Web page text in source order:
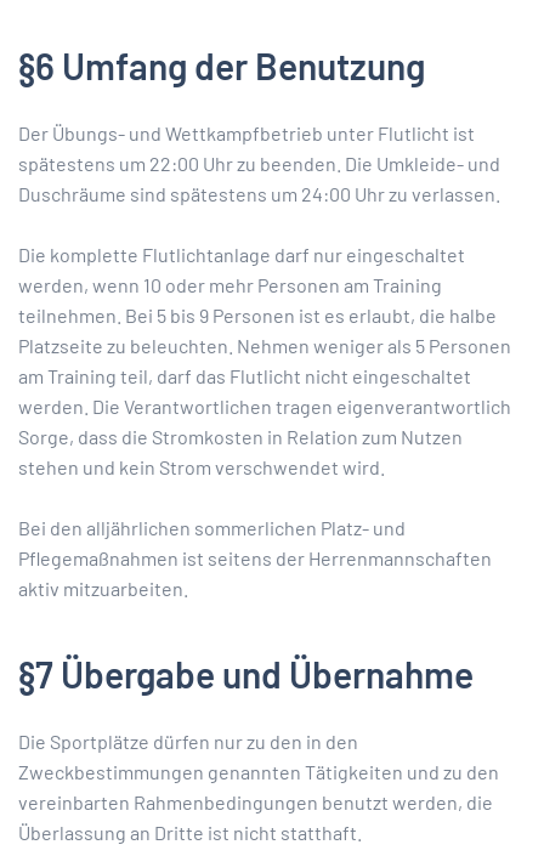
§6 Umfang der Benutzung
Der Übungs- und Wettkampfbetrieb unter Flutlicht ist
spätestens um 22:00 Uhr zu beenden. Die Umkleide- und
Duschräume sind spätestens um 24:00 Uhr zu verlassen.
Die komplette Flutlichtanlage darf nur eingeschaltet
werden, wenn 10 oder mehr Personen am Training
teilnehmen. Bei 5 bis 9 Personen ist es erlaubt, die halbe
Platzseite zu beleuchten. Nehmen weniger als 5 Personen
am Training teil, darf das Flutlicht nicht eingeschaltet
werden. Die Verantwortlichen tragen eigenverantwortlich
Sorge, dass die Stromkosten in Relation zum Nutzen
stehen und kein Strom verschwendet wird.
Bei den alljährlichen sommerlichen Platz- und
Pflegemaßnahmen ist seitens der Herrenmannschaften
aktiv mitzuarbeiten.
§7 Übergabe und Übernahme
Die Sportplätze dürfen nur zu den in den
Zweckbestimmungen genannten Tätigkeiten und zu den
vereinbarten Rahmenbedingungen benutzt werden, die
Überlassung an Dritte ist nicht statthaft.